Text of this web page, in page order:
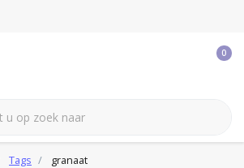
0
Tags granaat